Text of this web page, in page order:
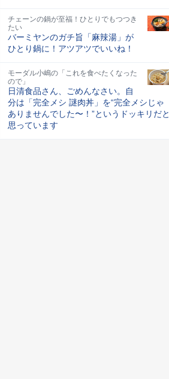
チェーンの鍋が至福！ひとりでもつつき
たい
バーミヤンのガチ旨「麻辣湯」が
ひとり鍋に！アツアツでいいね！
モーダル小嶋の「これを食べたくなった
ので」
日清食品さん、ごめんなさい。自
分は「完全メシ 謎肉丼」を“完全メシじゃ
ありませんでした〜！”というドッキリだと
思っています